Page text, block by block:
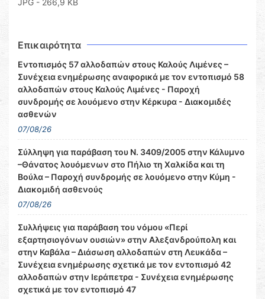
JPG - 266,9 KB
Επικαιρότητα
Εντοπισμός 57 αλλοδαπών στους Καλούς Λιμένες –
Συνέχεια ενημέρωσης αναφορικά με τον εντοπισμό 58
αλλοδαπών στους Καλούς Λιμένες - Παροχή
συνδρομής σε λουόμενο στην Κέρκυρα - Διακομιδές
ασθενών
07/08/26
Σύλληψη για παράβαση του Ν. 3409/2005 στην Κάλυμνο
–Θάνατος λουόμενων στο Πήλιο τη Χαλκίδα και τη
Βούλα – Παροχή συνδρομής σε λουόμενο στην Κύμη -
Διακομιδή ασθενούς
07/08/26
Συλλήψεις για παράβαση του νόμου «Περί
εξαρτησιογόνων ουσιών» στην Αλεξανδρούπολη και
στην Καβάλα – Διάσωση αλλοδαπών στη Λευκάδα –
Συνέχεια ενημέρωσης σχετικά με τον εντοπισμό 42
αλλοδαπών στην Ιεράπετρα - Συνέχεια ενημέρωσης
σχετικά με τον εντοπισμό 47